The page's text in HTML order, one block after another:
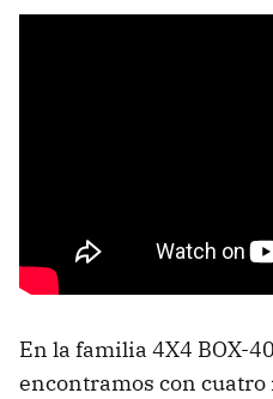
En la familia 4X4 BOX-
encontramos con cuatro